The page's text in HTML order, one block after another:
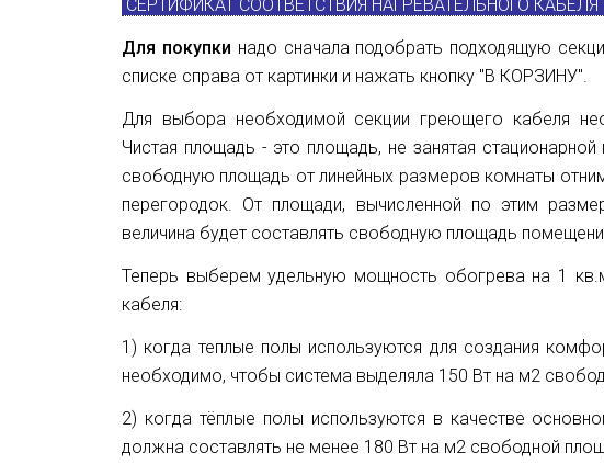
СЕРТИФИКАТ СООТВЕТСТВИЯ НАГРЕВАТЕЛЬНОГО КАБЕЛЯ
Для покупки надо сначала подобрать подходящую
списке справа от картинки и нажать кнопку "В КОРЗИНУ".
Для выбора необходимой секции греющего кабеля
Чистая площадь - это площадь, не занятая
свободную площадь от линейных размеров комнаты
перегородок. От площади, вычисленной по этим
величина будет составлять свободную площадь
Теперь выберем удельную мощность обогрева на 1
кабеля:
1) когда теплые полы используются для создания
необходимо, чтобы система выделяла 150 Вт на м2
2) когда тёплые полы используются в качестве
должна составлять не менее 180 Вт на м2 свободной